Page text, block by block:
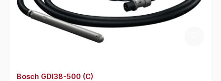
Bosch GDI38-500 (C)